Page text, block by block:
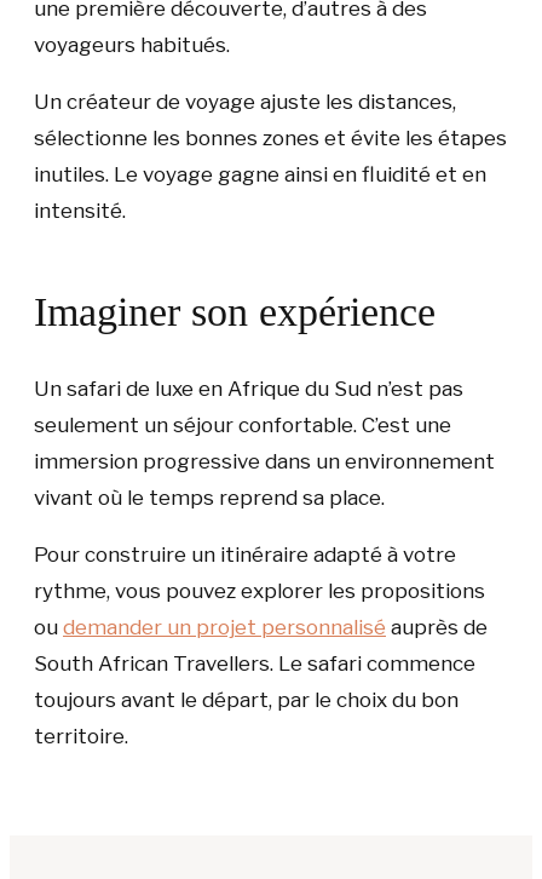
une première découverte, d’autres à des
voyageurs habitués.
Un créateur de voyage ajuste les distances,
sélectionne les bonnes zones et évite les étapes
inutiles. Le voyage gagne ainsi en fluidité et en
intensité.
Imaginer son expérience
Un safari de luxe en Afrique du Sud n’est pas
seulement un séjour confortable. C’est une
immersion progressive dans un environnement
vivant où le temps reprend sa place.
Pour construire un itinéraire adapté à votre
rythme, vous pouvez explorer les propositions
ou demander un projet personnalisé auprès de
South African Travellers. Le safari commence
toujours avant le départ, par le choix du bon
territoire.